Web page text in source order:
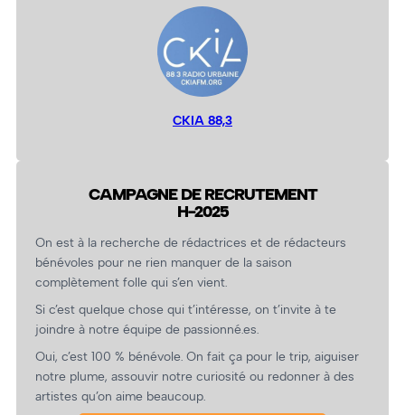
CKIA 88,3
CAMPAGNE DE RECRUTEMENT
H-2025
On est à la recherche de rédactrices et de rédacteurs
bénévoles pour ne rien manquer de la saison
complètement folle qui s’en vient.
Si c’est quelque chose qui t’intéresse, on t’invite à te
joindre à notre équipe de passionné.es.
Oui, c’est 100 % bénévole. On fait ça pour le trip, aiguiser
notre plume, assouvir notre curiosité ou redonner à des
artistes qu’on aime beaucoup.